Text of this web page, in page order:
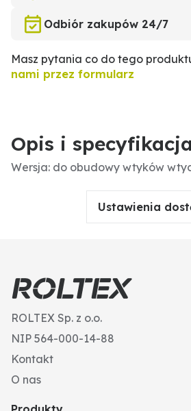
Odbiór zakupów 24/7
Masz pytania co do tego
nami przez formularz
Opis i specyfikacja
Wersja: do obudowy wtyków
Ustawienia
ROLTEX Sp. z o.o.
NIP 564-000-14-88
Kontakt
O nas